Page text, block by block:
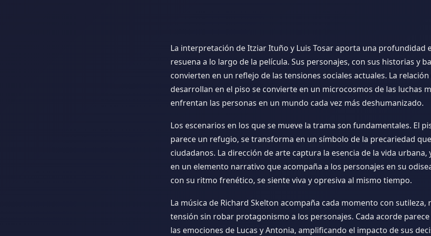
La interpretación de Itziar Ituño y Luis Tosar aporta una profundidad
resuena a lo largo de la película. Sus personajes, con sus historias y
convierten en un reflejo de las tensiones sociales actuales. La
desarrollan en el piso se convierte en un microcosmos de las luchas
enfrentan las personas en un mundo cada vez más deshumanizado.
Los escenarios en los que se mueve la trama son fundamentales. El
parece un refugio, se transforma en un símbolo de la precariedad
ciudadanos. La dirección de arte captura la esencia de la vida urbana,
en un elemento narrativo que acompaña a los personajes en su
con su ritmo frenético, se siente viva y opresiva al mismo tiempo.
La música de Richard Skelton acompaña cada momento con sutileza,
tensión sin robar protagonismo a los personajes. Cada acorde
las emociones de Lucas y Antonia, amplificando el impacto de sus